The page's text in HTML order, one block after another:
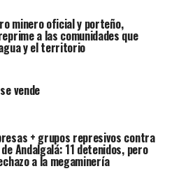
minero oficial y porteño,
a las comunidades que
y el territorio
vende
+ grupos represivos contra
Andalgalá: 11 detenidos, pero
a la megaminería